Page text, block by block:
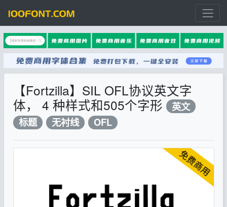
【Fortzilla】SIL OFL协议英文字
体， 4 种样式和505个字形
英文
标题
无衬线 OFL